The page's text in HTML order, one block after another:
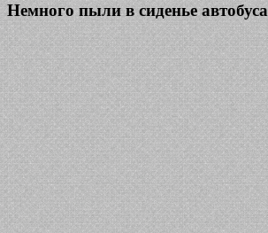
Немного пыли в сиденье автобуса